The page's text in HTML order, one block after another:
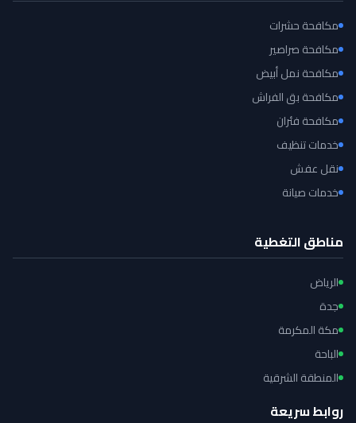
مكافحة حشرات
مكافحة صراصير
مكافحة نمل أبيض
مكافحة بق الفراش
مكافحة فئران
خدمات تنظيف
نقل عفش
خدمات صيانة
مناطق التغطية
الرياض
جدة
مكة المكرمة
الباحة
المنطقة الشرقية
روابط سريعة